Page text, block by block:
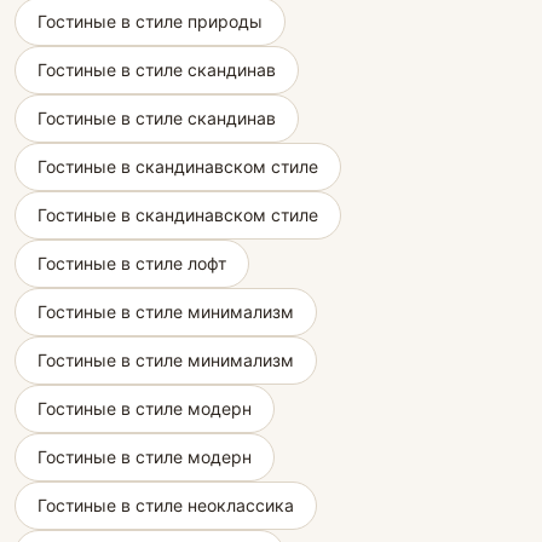
Гостиные в стиле природы
Гостиные в стиле скандинав
Гостиные в стиле скандинав
Гостиные в скандинавском стиле
Гостиные в скандинавском стиле
Гостиные в стиле лофт
Гостиные в стиле минимализм
Гостиные в стиле минимализм
Гостиные в стиле модерн
Гостиные в стиле модерн
Гостиные в стиле неоклассика